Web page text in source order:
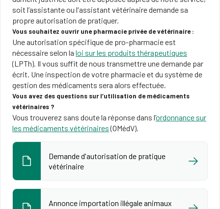
soit l’assistante ou l'assistant vétérinaire demande sa
propre autorisation de pratiquer.
Vous souhaitez ouvrir une pharmacie privée de vétérinaire :
Une autorisation spécifique de pro-pharmacie est
nécessaire selon la loi sur les produits thérapeutiques
(LPTh). Il vous suffit de nous transmettre une demande par
écrit. Une inspection de votre pharmacie et du système de
gestion des médicaments sera alors effectuée.
Vous avez des questions sur l’utilisation de médicaments
vétérinaires ?
Vous trouverez sans doute la réponse dans l’ordonnance sur
les médicaments vétérinaires(OMédV).
Demande d'autorisation de pratique
vétérinaire
Annonce importation illégale animaux